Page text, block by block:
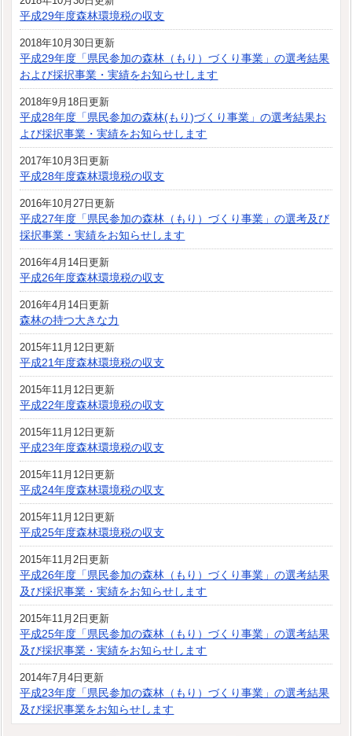
平成29年度森林環境税の収支
2018年10月30日更新
平成29年度「県民参加の森林（もり）づくり事業」の選考結果
および採択事業・実績をお知らせします
2018年9月18日更新
平成28年度「県民参加の森林(もり)づくり事業」の選考結果お
よび採択事業・実績をお知らせします
2017年10月3日更新
平成28年度森林環境税の収支
2016年10月27日更新
平成27年度「県民参加の森林（もり）づくり事業」の選考及び
採択事業・実績をお知らせします
2016年4月14日更新
平成26年度森林環境税の収支
2016年4月14日更新
森林の持つ大きな力
2015年11月12日更新
平成21年度森林環境税の収支
2015年11月12日更新
平成22年度森林環境税の収支
2015年11月12日更新
平成23年度森林環境税の収支
2015年11月12日更新
平成24年度森林環境税の収支
2015年11月12日更新
平成25年度森林環境税の収支
2015年11月2日更新
平成26年度「県民参加の森林（もり）づくり事業」の選考結果
及び採択事業・実績をお知らせします
2015年11月2日更新
平成25年度「県民参加の森林（もり）づくり事業」の選考結果
及び採択事業・実績をお知らせします
2014年7月4日更新
平成23年度「県民参加の森林（もり）づくり事業」の選考結果
及び採択事業をお知らせします